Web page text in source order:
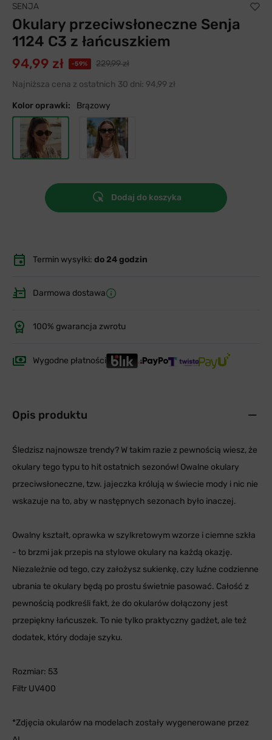
SENJA
Okulary przeciwsłoneczne Senja
1124 C3 z łańcuszkiem
94,99 zł -59%
229,99 zł
Najniższa cena z ostatnich 30 dni: 94,99 zł
Kolor oprawki: Brązowy
Dodaj do koszyka
Termin wysyłki: do 24 godzin
Darmowa dostawa
100% gwarancja zwrotu
Wygodne płatności
Opis produktu
Śledzisz najnowsze trendy? W takim razie z pewnością wiesz, że
okulary tego typu to hit ostatnich sezonów! Owalne okulary
przeciwsłoneczne, tzw. jajeczka królują w świecie mody i nic nie
wskazuje na to, aby w następnych sezonach było inaczej.
Owalny kształt, oprawka w szylkretowym wzorze i ciemne szkła
- to brzmi jak przepis na stylowe okulary na każdą okazję.
Niezależnie od tego, czy założysz sukienkę, czy luźne codzienne
ubrania te okulary będą po prostu świetnie pasować. Całość z
pewnością podkreśli fakt, że do okularów dołączony jest
przepiękny łańcuszek. To nie tylko praktyczny gadżet, ale też
dodatek, który dodaje szyku.
Rozmiar: 53
Filtr UV400
*Zdjęcia okularów na modelach zostały wygenerowane przez